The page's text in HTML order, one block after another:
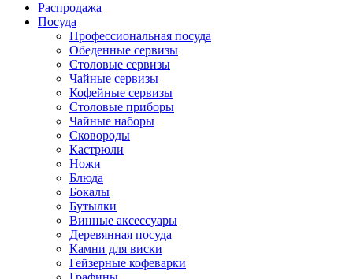
Распродажа
Посуда
Профессиональная посуда
Обеденные сервизы
Столовые сервизы
Чайные сервизы
Кофейные сервизы
Столовые приборы
Чайные наборы
Сковороды
Кастрюли
Ножи
Блюда
Бокалы
Бутылки
Винные аксессуары
Деревянная посуда
Камни для виски
Гейзерные кофеварки